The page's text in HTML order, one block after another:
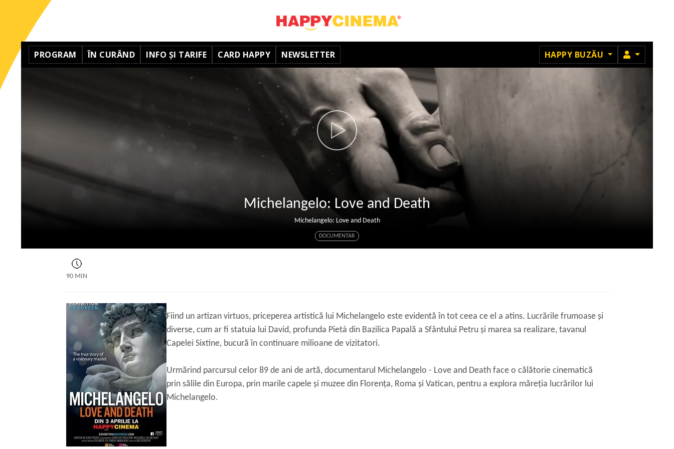
PROGRAM ÎN CURÂND INFO ȘI TARIFE CARD HAPPY NEWSLETTER HAPPY BUZĂU MEMBRU
Michelangelo: Love and Death
Michelangelo: Love and Death
DOCUMENTAR
90 MIN
Fiind un artizan virtuos, priceperea artistică lui Michelangelo este evidentă în tot ceea ce el a atins. Lucrările frumoase și
diverse, cum ar fi statuia lui David, profunda Pietà din Bazilica Papală a Sfântului Petru și marea sa realizare, tavanul
Capelei Sixtine, bucură în continuare milioane de vizitatori.
Urmărind parcursul celor 89 de ani de artă, documentarul Michelangelo - Love and Death face o călătorie cinematică
prin sălile din Europa, prin marile capele și muzee din Florența, Roma și Vatican, pentru a explora măreția lucrărilor lui
Michelangelo.